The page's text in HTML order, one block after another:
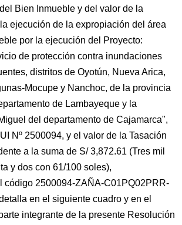
Bien Inmueble y del valor de la
ejecución de la expropiación del área
por la ejecución del Proyecto:
de protección contra inundaciones
distritos de Oyotún, Nueva Arica,
Mocupe y Nanchoc, de la provincia
de Lambayeque y la
del departamento de Cajamarca",
Nº 2500094, y el valor de la Tasación
a la suma de S/ 3,872.61 (Tres mil
y dos con 61/100 soles),
código 2500094-ZAÑA-C01PQ02PRR-
en el siguiente cuadro y en el
integrante de la presente Resolución